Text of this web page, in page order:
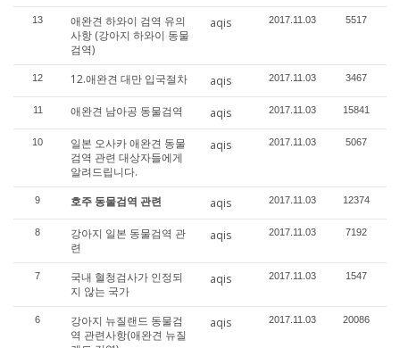
13
애완견 하와이 검역 유의
사항 (강아지 하와이 동물
검역)
aqis 2017.11.03 5517
12 12.애완견 대만 입국절차 aqis 2017.11.03 3467
11 애완견 남아공 동물검역 aqis 2017.11.03 15841
10
일본 오사카 애완견 동물
검역 관련 대상자들에게
알려드립니다.
aqis 2017.11.03 5067
9 호주 동물검역 관련 aqis 2017.11.03 12374
8
강아지 일본 동물검역 관
련
aqis 2017.11.03 7192
7
국내 혈청검사가 인정되
지 않는 국가
aqis 2017.11.03 1547
6
강아지 뉴질랜드 동물검
역 관련사항(애완견 뉴질
aqis 2017.11.03 20086